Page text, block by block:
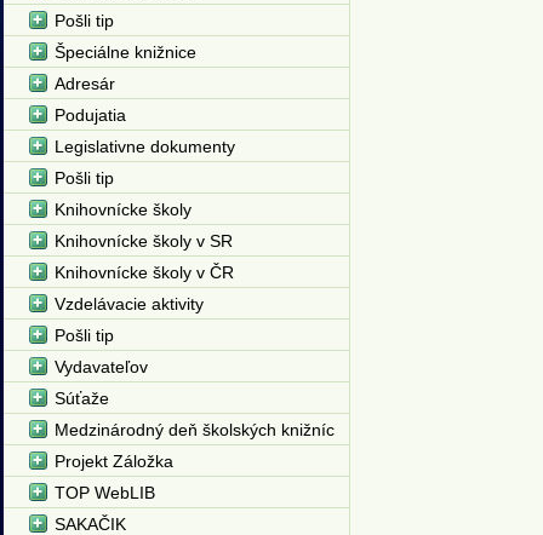
Pošli tip
Špeciálne knižnice
Adresár
Podujatia
Legislativne dokumenty
Pošli tip
Knihovnícke školy
Knihovnícke školy v SR
Knihovnícke školy v ČR
Vzdelávacie aktivity
Pošli tip
Vydavateľov
Súťaže
Medzinárodný deň školských knižníc
Projekt Záložka
TOP WebLIB
SAKAČIK